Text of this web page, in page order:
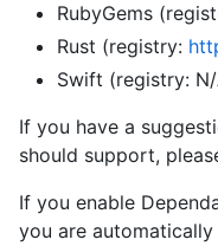
RubyGems
Rust (registry:
Swift (registry:
If you have a
should support,
If you enable
you are